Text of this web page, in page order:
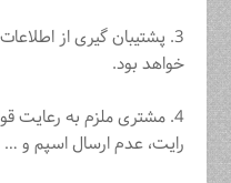
3. پشتیبان گیری از
خواهد بود.
4. مشتری ملزم به رعایت
رایت، عدم ارسال اسپم ‏و …